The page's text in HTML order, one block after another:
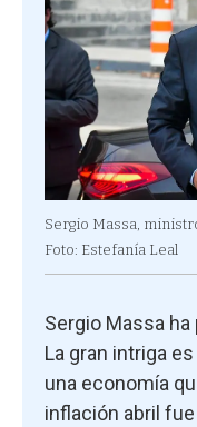
Sergio Massa,
Foto: Estefanía Leal
Sergio Massa
La gran intriga
una economía
inflación abril